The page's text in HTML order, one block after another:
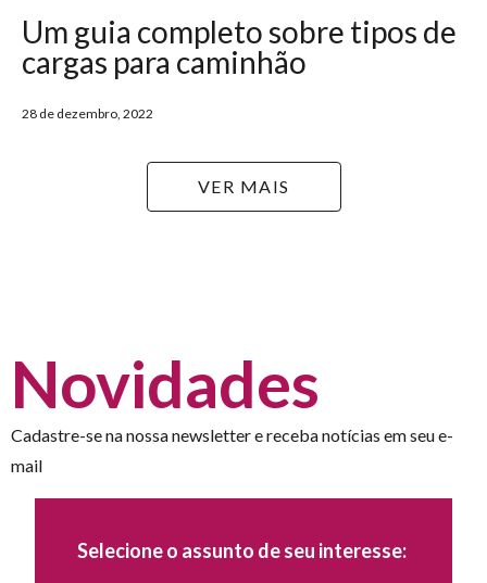
Um guia completo sobre tipos de
cargas para caminhão
28 de dezembro, 2022
VER MAIS
Novidades
Cadastre-se na nossa newsletter e receba notícias em seu e-
mail
Selecione o assunto de seu interesse: